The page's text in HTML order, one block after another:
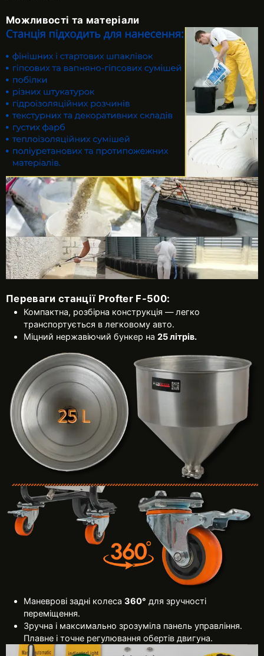
Можливості та матеріали
Переваги станції Profter F-500:
Компактна, розбірна конструкція — легко
транспортується в легковому авто.
Міцний нержавіючий бункер на 25 літрів.
Маневрові задні колеса 360° для зручності
переміщення.
Зручна і максимально зрозуміла панель управління.
Плавне і точне регулювання обертів двигуна.